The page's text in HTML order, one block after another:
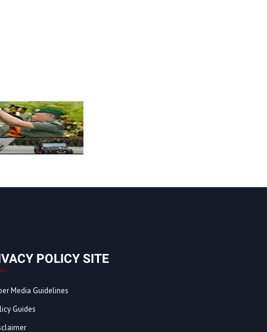
POLICY SITE
Media Guidelines
Guides